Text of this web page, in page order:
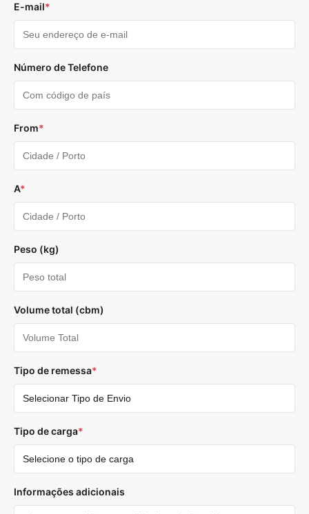
E-mail*
Número de Telefone
From*
A*
Peso (kg)
Volume total (cbm)
Tipo de remessa*
Tipo de carga*
Informações adicionais